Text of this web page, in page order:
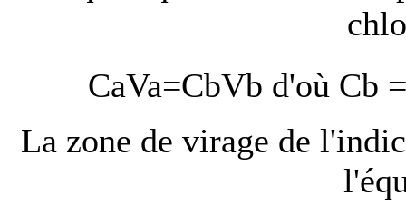
CaVa=CbVb d'où Cb
La zone de virage de